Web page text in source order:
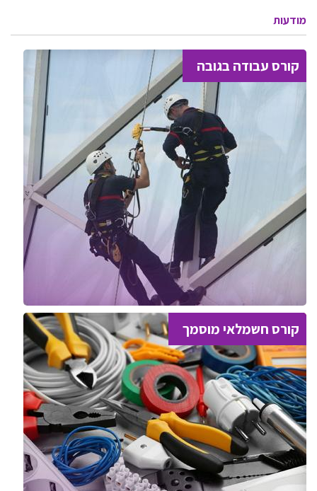
מודעות
קורס עבודה בגובה
קורס חשמלאי מוסמך